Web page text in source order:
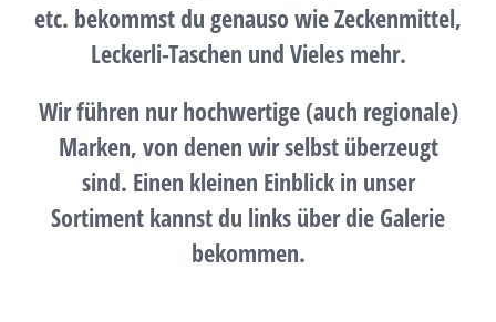
Über uns
Terminkalender
Kontakt & Anfahrt
Öffnungszeiten
etc. bekommst du genauso wie Zeckenmittel,
Leckerli-Taschen und Vieles mehr.
Wir führen nur hochwertige (auch regionale)
Marken, von denen wir selbst überzeugt
sind. Einen kleinen Einblick in unser
Sortiment kannst du links über die Galerie
bekommen.